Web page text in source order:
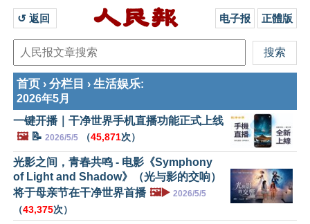
↺ 返回 电子报 正體版
首页 › 分栏目 › 生活娱乐:
2026年5月
一键开播｜干净世界手机直播功能正式上线
🖼️📝 2026/5/5 （45,871次）
光影之间，青春共鸣 - 电影《Symphony
of Light and Shadow》（光与影的交响）
将于母亲节在干净世界首播 🖼️▶️ 2026/5/5
（43,375次）